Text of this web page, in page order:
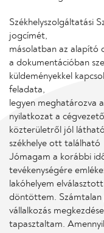
Székhelyszolgáltatási
jogcímét,
másolatban az alapító
a dokumentációban
küldeményekkel
feladata,
legyen meghatározva
nyilatkozat a
közterületről jól
székhelye ott található
Jómagam a korábbi
tevékenységére
lakóhelyem
döntöttem. Számtalan
vállalkozás
tapasztaltam.